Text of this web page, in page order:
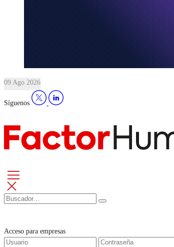
09 Ago 2026
Síguenos
Acceso para empresas